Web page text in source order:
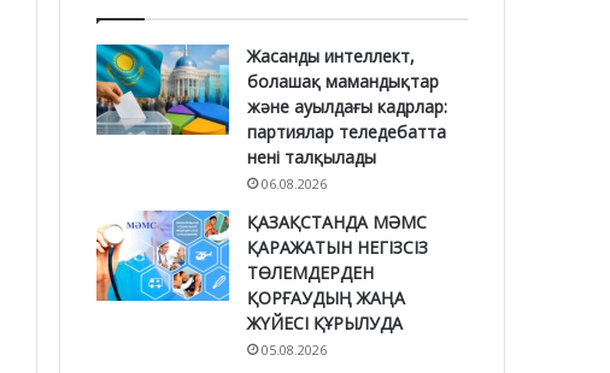
Жасанды интеллект,
болашақ мамандықтар
және ауылдағы кадрлар:
партиялар теледебатта
нені талқылады
06.08.2026
ҚАЗАҚСТАНДА МӘМС
ҚАРАЖАТЫН НЕГІЗСІЗ
ТӨЛЕМДЕРДЕН
ҚОРҒАУДЫҢ ЖАҢА
ЖҮЙЕСІ ҚҰРЫЛУДА
05.08.2026